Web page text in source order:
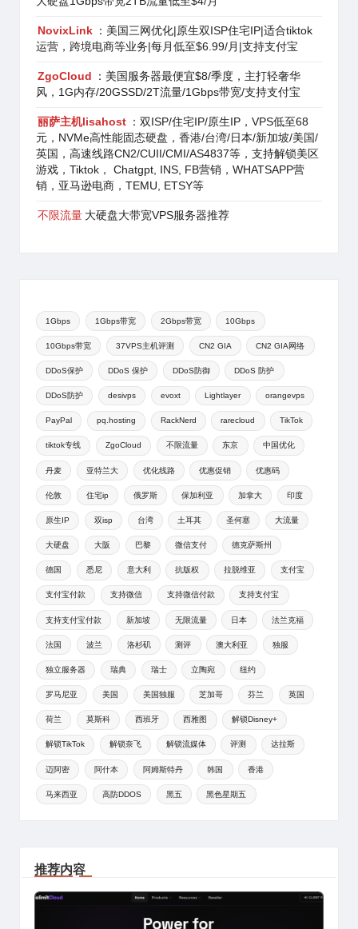
NovixLink ：美国三网优化|原生双ISP住宅IP|适合tiktok
运营，跨境电商等业务|每月低至$6.99/月|支持支付宝
ZgoCloud
：美国服务器最便宜$8/季度，主打轻奢华
风，1G内存/20GSSD/2T流量/1Gbps带宽/支持支付宝
丽萨主机lisahost ：双ISP/住宅IP/原生IP，VPS低至68
元，NVMe高性能固态硬盘，香港/台湾/日本/新加坡/美国/
英国，高速线路CN2/CUII/CMI/AS4837等，支持解锁美区
游戏，Tiktok， Chatgpt, INS, FB营销，WHATSAPP营
销，亚马逊电商，TEMU, ETSY等
不限流量 大硬盘大带宽VPS服务器推荐
1Gbps 1Gbps带宽 2Gbps带宽 10Gbps
10Gbps带宽 37VPS主机评测 CN2 GIA CN2 GIA网络
DDoS保护 DDoS 保护 DDoS防御 DDoS 防护
DDoS防护 desivps evoxt Lightlayer orangevps
PayPal pq.hosting RackNerd rarecloud TikTok
tiktok专线 ZgoCloud 不限流量 东京 中国优化
丹麦 亚特兰大 优化线路 优惠促销 优惠码
伦敦 住宅ip 俄罗斯 保加利亚 加拿大 印度
原生IP 双isp 台湾 土耳其 圣何塞 大流量
大硬盘 大阪 巴黎 微信支付 德克萨斯州
德国 悉尼 意大利 抗版权 拉脱维亚 支付宝
支付宝付款 支持微信 支持微信付款 支持支付宝
支持支付宝付款 新加坡 无限流量 日本 法兰克福
法国 波兰 洛杉矶 测评 澳大利亚 独服
独立服务器 瑞典 瑞士 立陶宛 纽约
罗马尼亚 美国 美国独服 芝加哥 芬兰 英国
荷兰 莫斯科 西班牙 西雅图 解锁Disney+
解锁TikTok 解锁奈飞 解锁流媒体 评测 达拉斯
迈阿密 阿什本 阿姆斯特丹 韩国 香港
马来西亚 高防DDOS 黑五 黑色星期五
推荐内容